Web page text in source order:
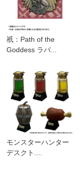
祇：Path of the
Goddess ラバ...
モンスターハンター
デスクト....